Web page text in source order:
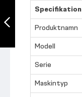
Isolateral
Standing Row
Föregående
Specifikation
Produktnamn
Modell
Serie
Maskintyp